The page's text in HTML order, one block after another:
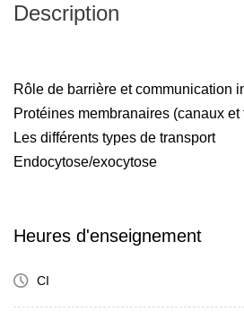
Description
Rôle de barrière et communication
Protéines membranaires (canaux et
Les différents types de transport
Endocytose/exocytose
Heures d'enseignement
CI